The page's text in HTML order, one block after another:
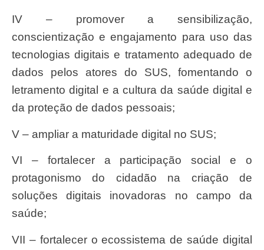
IV – promover a sensibilização,
conscientização e engajamento para uso das
tecnologias digitais e tratamento adequado de
dados pelos atores do SUS, fomentando o
letramento digital e a cultura da saúde digital e
da proteção de dados pessoais;
V – ampliar a maturidade digital no SUS;
VI – fortalecer a participação social e o
protagonismo do cidadão na criação de
soluções digitais inovadoras no campo da
saúde;
VII – fortalecer o ecossistema de saúde digital